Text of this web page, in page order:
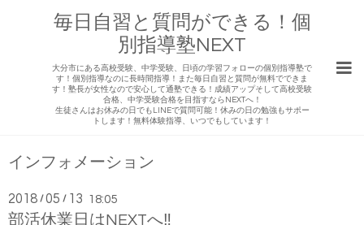
毎日自習と質問ができる！個
別指導塾NEXT
大分市にある高校受験、中学受験、日頃の学習フォローの個別指導塾で
す！個別指導なのに長時間指導！また毎日自習と質問が無料でできま
す！塾長が女性なので安心して通塾できる！成績アップそして高校受験
合格、中学受験合格を目指すならNEXTへ！
生徒さんはお休みの日でもLINEで質問可能！休みの日の勉強もサポー
トします！無料体験指導、いつでもしています！
インフォメーション
2018 /05 / 13 18:05
部活休業日はNEXTへ‼